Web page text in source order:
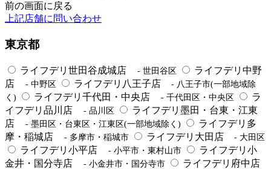
前の画面に戻る
上記店舗に問い合わせ
東京都
ライフデリ世田谷成城店 - 世田谷区
ライフデリ中野
店
- 中野区 ライフデリ八王子店
- 八王子市(一部地域除
く)
ライフデリ千代田・中央店 - 千代田区・中央区
ラ
イフデリ品川店
- 品川区
ライフデリ墨田・台東・江東
店
- 墨田区・台東区・江東区(一部地域除く)
ライフデリ多
摩・稲城店
- 多摩市・稲城市 ライフデリ大田店 - 大田区
ライフデリ小平店 - 小平市・東村山市
ライフデリ小
金井・国分寺店
- 小金井市・国分寺市 ライフデリ府中店